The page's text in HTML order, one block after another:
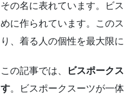
その名に表れています。ビ
めに作られています。この
り、着る人の個性を最大限
この記事では、
ビスポーク
す。ビスポークスーツが一